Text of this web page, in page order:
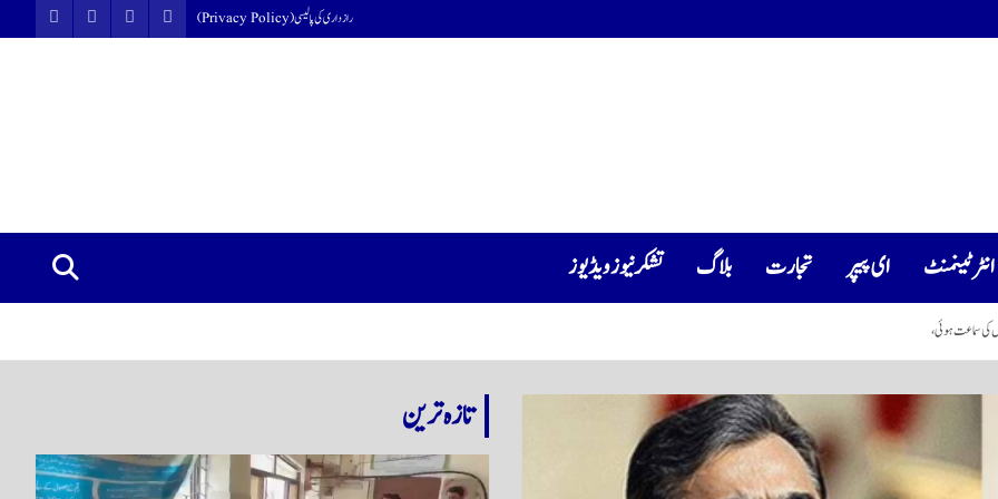
رازداری کی پالیسی (Privacy Policy)
انٹرٹینمنٹ ای پیپر تجارت بلاگ تشکرنیوز ویڈیوز
سماعت ہوئی،
تازہ ترین